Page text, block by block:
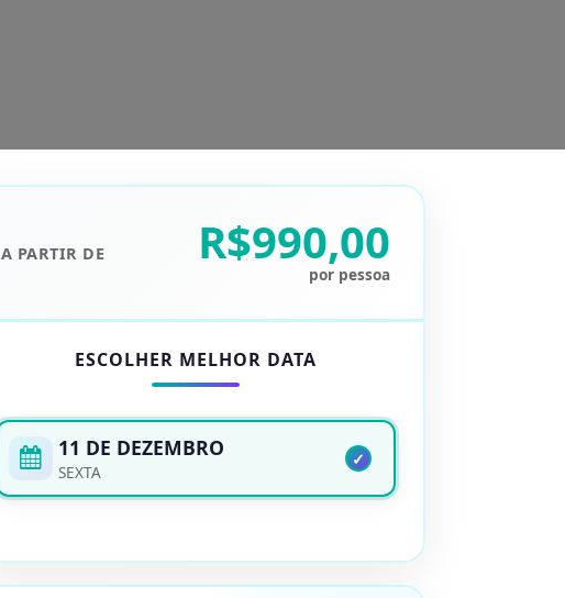
A PARTIR DE R$990,00
por pessoa
ESCOLHER MELHOR DATA
11 DE DEZEMBRO
SEXTA